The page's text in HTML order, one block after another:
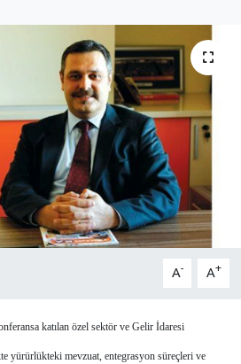
A- A+
katılan özel sektör ve Gelir İdaresi
yürürlükteki mevzuat, entegrasyon süreçleri ve